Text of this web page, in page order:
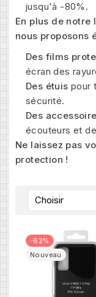
jusqu'à -80%.
En plus de
nous proposons
Des films
écran des
Des étuis pour
sécurité.
Des
écouteurs et
Ne laissez pas
protection !
Choisir
-62%
Nouveau